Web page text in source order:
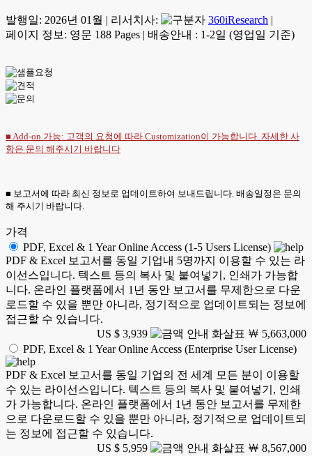
발행일: 2026년 01월 | 리서치사: 360iResearch |
페이지 정보: 영문 188 Pages | 배송안내 : 1-2일 (영업일 기준)
■ Add-on 가능: 고객의 요청에 따라 Customization이 가능합니다. 자세한 사
항은 문의 해주시기 바랍니다
■ 보고서에 따라 최신 정보로 업데이트하여 보내드립니다. 배송일정은 문의
해 주시기 바랍니다.
가격
PDF, Excel & 1 Year Online Access (1-5 Users License)
PDF & Excel 보고서를 동일 기업내 5명까지 이용할 수 있는 라
이선스입니다. 텍스트 등의 복사 및 붙여넣기, 인쇄가 가능합
니다. 온라인 플랫폼에서 1년 동안 보고서를 무제한으로 다운
로드할 수 있을 뿐만 아니라, 정기적으로 업데이트되는 정보에
접근할 수 있습니다.
US $ 3,939
￦ 5,663,000
PDF, Excel & 1 Year Online Access (Enterprise User License)
PDF & Excel 보고서를 동일 기업의 전 세계 모든 분이 이용할
수 있는 라이선스입니다. 텍스트 등의 복사 및 붙여넣기, 인쇄
가 가능합니다. 온라인 플랫폼에서 1년 동안 보고서를 무제한
으로 다운로드할 수 있을 뿐만 아니라, 정기적으로 업데이트되
는 정보에 접근할 수 있습니다.
US $ 5,959
￦ 8,567,000